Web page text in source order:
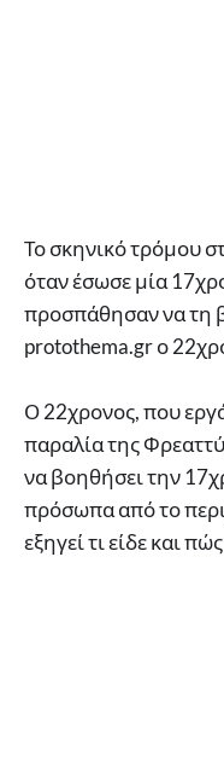
Το σκηνικό τρόμου
όταν έσωσε μία
προσπάθησαν να τη
protothema.gr ο
Ο 22χρονος, που
παραλία της
να βοηθήσει την
πρόσωπα από το
εξηγεί τι είδε και